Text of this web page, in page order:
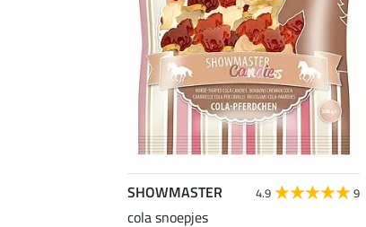
SHOWMASTER 4.9 9
cola snoepjes